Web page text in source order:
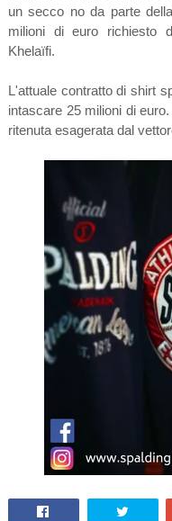
un secco no da parte
milioni di euro richiesto
Khelaïfi.
L'attuale contratto di shirt
intascare 25 milioni di
ritenuta esagerata dal